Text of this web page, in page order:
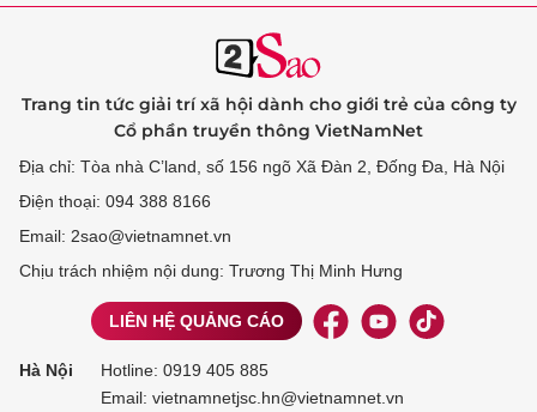
Trang tin tức giải trí xã hội dành cho giới trẻ của công ty
Cổ phần truyền thông VietNamNet
Địa chỉ: Tòa nhà C’land, số 156 ngõ Xã Đàn 2, Đống Đa, Hà Nội
Điện thoại: 094 388 8166
Email: 2sao@vietnamnet.vn
Chịu trách nhiệm nội dung: Trương Thị Minh Hưng
LIÊN HỆ QUẢNG CÁO
Hà Nội Hotline: 0919 405 885
Email: vietnamnetjsc.hn@vietnamnet.vn